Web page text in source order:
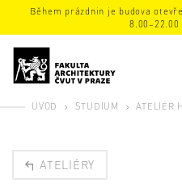
Během prázdnin je budova
8.00–22.00
ÚVOD STUDIUM ATELIÉR
ATELIÉRY